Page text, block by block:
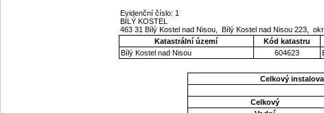
Evidenční číslo: 1
BÍLÝ KOSTEL
463 31 Bílý Kostel nad Nisou, Bílý Kostel nad Nisou 223,
Katastrální území
Kód katastru
Bílý Kostel nad Nisou
604623
Celkový
Celkový